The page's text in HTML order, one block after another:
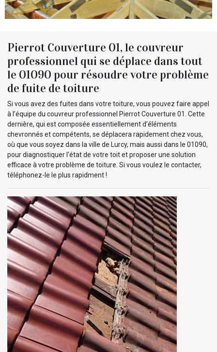
Pierrot Couverture 01, le couvreur
professionnel qui se déplace dans tout
le 01090 pour résoudre votre problème
de fuite de toiture
Si vous avez des fuites dans votre toiture, vous pouvez faire appel
à l’équipe du couvreur professionnel Pierrot Couverture 01. Cette
dernière, qui est composée essentiellement d’éléments
chevronnés et compétents, se déplacera rapidement chez vous,
où que vous soyez dans la ville de Lurcy, mais aussi dans le 01090,
pour diagnostiquer l’état de votre toit et proposer une solution
efficace à votre problème de toiture. Si vous voulez le contacter,
téléphonez-le le plus rapidment !